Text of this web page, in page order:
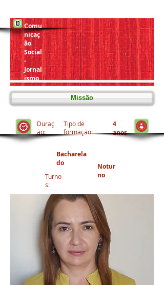
Trabalhe Conosco
Comu
nicaç
ão
Social
-
Jornal
ismo
Missão
Duraç
ão:
Tipo de
formação:
4
anos
Bacharela
do
Turno
s:
Notur
no